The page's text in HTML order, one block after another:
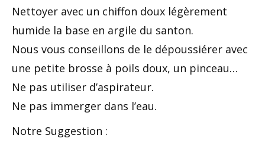
Nettoyer avec un chiffon doux légèrement
humide la base en argile du santon.
Nous vous conseillons de le dépoussiérer avec
une petite brosse à poils doux, un pinceau…
Ne pas utiliser d’aspirateur.
Ne pas immerger dans l’eau.
Notre Suggestion :